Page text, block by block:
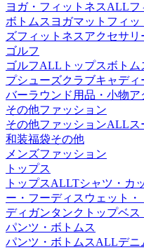
ヨガ・フィットネスALLフ
ボトムス ヨガマット フィッ
ズフィットネスアクセサリ
ゴルフ
ゴルフALL トップスボトム
プシューズクラブキャディ
バーラウンド用品・小物ア
その他ファッション
その他ファッションALLス
和装福袋その他
メンズファッション
トップス
トップスALLTシャツ・カ
ー・フーディ スウェット・
ディガンタンクトップベス
パンツ・ボトムス
パンツ・ボトムスALLデニ